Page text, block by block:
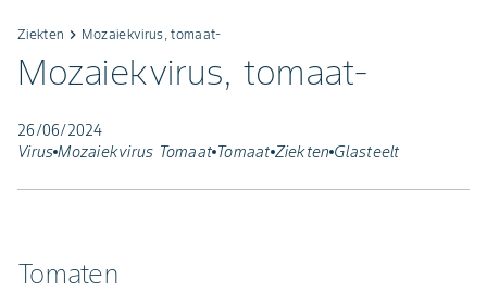
Ziekten keyboard_arrow_right Mozaiekvirus, tomaat-
Mozaiekvirus, tomaat-
26/06/2024
Virus Mozaiekvirus Tomaat Tomaat Ziekten Glasteelt
Tomaten